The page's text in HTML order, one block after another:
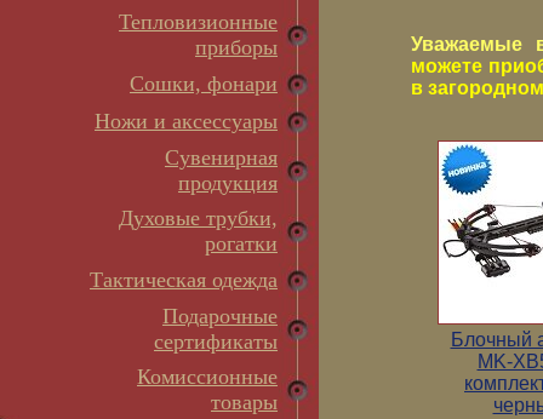
Тепловизионные
приборы
Сошки, фонари
Ножи и аксессуары
Сувенирная
продукция
Духовые трубки,
рогатки
Тактическая одежда
Подарочные
сертификаты
Комиссионные
товары
Уважаемые
можете
в
Блочный
MK-